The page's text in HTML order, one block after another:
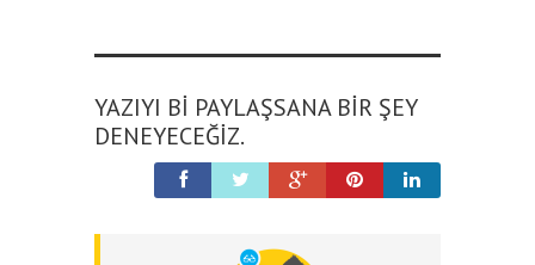
YAZIYI BI PAYLAŞSANA BIR ŞEY
DENEYECEĞIZ.